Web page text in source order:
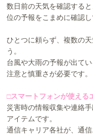
数日前の天気を確認する
位の予報をこまめに確認し
ひとつに頼らず、複数の
う。
台風や大雨の予報が出て
注意と慎重さが必要です。
□スマートフォンが使える
災害時の情報収集や連絡
アイテムです。
通信キャリア各社が、通